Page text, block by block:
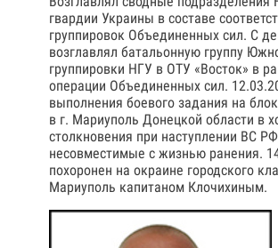
гвардии Украины в составе
группировок Объединенных сил. С
возглавлял батальонную группу
группировки НГУ в ОТУ «Восток» в
операции Объединенных сил.
выполнения боевого задания на
в г. Мариуполь Донецкой области в
столкновения при наступлении ВС
несовместимые с жизнью ранения.
похоронен на окраине городского
Мариуполь капитаном Клочихиным.